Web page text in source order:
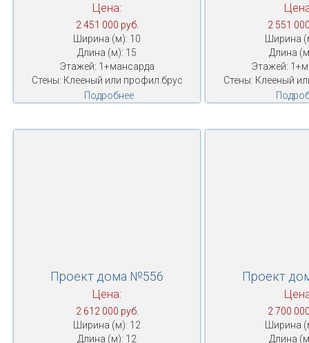
Цена:
2 451 000 руб.
Ширина (м): 10
Длина (м): 15
Этажей: 1+мансарда
Стены: Клееный или профил.брус
Подробнее
2 551
Ширина
Длина
Этажей:
Стены: Клееный
Проект дома №556
Цена:
2 612 000 руб.
Ширина (м): 12
Длина (м): 12
Проект
2 700
Ширина
Длина